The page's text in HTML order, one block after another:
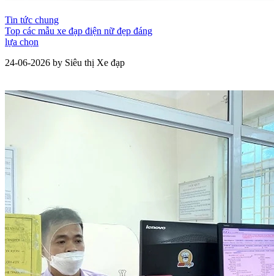
Tin tức chung
Top các mẫu xe đạp điện nữ đẹp đáng
lựa chọn
24-06-2026 by Siêu thị Xe đạp